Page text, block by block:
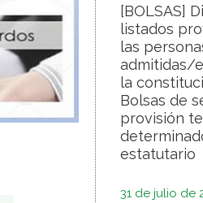
[BOLSAS]
listados
las
admitidas/
la
Bolsas de
provisión
estatutario
31 de julio de